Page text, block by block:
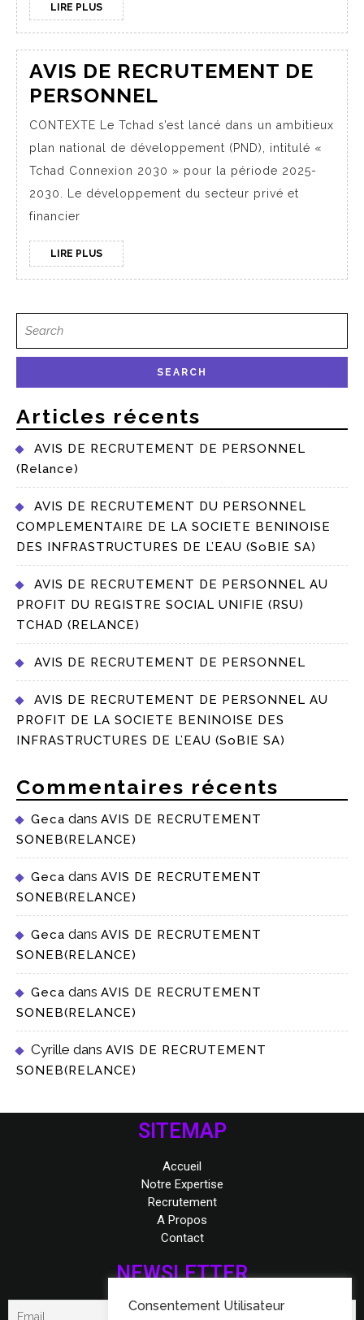
LIRE PLUS
AVIS DE RECRUTEMENT DE
PERSONNEL
CONTEXTE Le Tchad s’est lancé dans un ambitieux
plan national de développement (PND), intitulé «
Tchad Connexion 2030 » pour la période 2025-
2030. Le développement du secteur privé et
financier
LIRE PLUS
Articles récents
AVIS DE RECRUTEMENT DE PERSONNEL
(Relance)
AVIS DE RECRUTEMENT DU PERSONNEL
COMPLEMENTAIRE DE LA SOCIETE BENINOISE
DES INFRASTRUCTURES DE L’EAU (SoBIE SA)
AVIS DE RECRUTEMENT DE PERSONNEL AU
PROFIT DU REGISTRE SOCIAL UNIFIE (RSU)
TCHAD (RELANCE)
AVIS DE RECRUTEMENT DE PERSONNEL
AVIS DE RECRUTEMENT DE PERSONNEL AU
PROFIT DE LA SOCIETE BENINOISE DES
INFRASTRUCTURES DE L’EAU (SoBIE SA)
Commentaires récents
Geca dans AVIS DE RECRUTEMENT
SONEB(RELANCE)
Geca dans AVIS DE RECRUTEMENT
SONEB(RELANCE)
Geca dans AVIS DE RECRUTEMENT
SONEB(RELANCE)
Geca dans AVIS DE RECRUTEMENT
SONEB(RELANCE)
Cyrille dans AVIS DE RECRUTEMENT
SONEB(RELANCE)
SITEMAP
Accueil
Notre Expertise
Recrutement
A Propos
Contact
NEWSLETTER
Consentement Utilisateur